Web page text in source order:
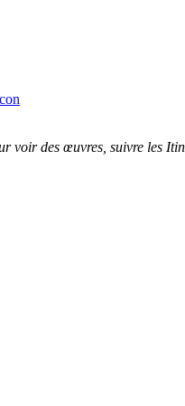
voir des œuvres, suivre les